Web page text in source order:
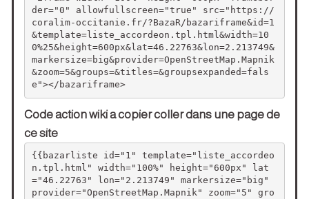
der="0" allowfullscreen="true" src="https://
coralim-occitanie.fr/?BazaR/bazariframe&id=1
&template=liste_accordeon.tpl.html&width=10
0%25&height=600px&lat=46.22763&lon=2.213749&
markersize=big&provider=OpenStreetMap.Mapnik
&zoom=5&groups=&titles=&groupsexpanded=fals
e"></bazariframe>
Code action wiki a copier coller dans une page de
ce site
{{bazarliste id="1" template="liste_accordeo
n.tpl.html" width="100%" height="600px" lat
="46.22763" lon="2.213749" markersize="big"
provider="OpenStreetMap.Mapnik" zoom="5" gro